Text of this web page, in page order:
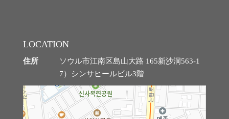
LOCATION
住所
ソウル市江南区島山大路 165新沙洞563-1
7）シンサヒールビル3階